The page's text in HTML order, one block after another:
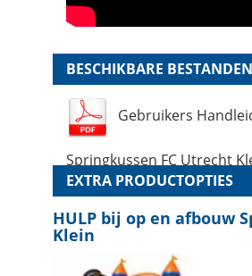
BESCHIKBARE BESTANDEN
Gebruikers
Springkussen FC Utrecht
EXTRA PRODUCTOPTIES
HULP bij op en afbouw
Klein